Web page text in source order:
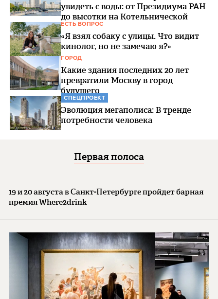
увидеть с воды: от Президиума РАН
до высотки на Котельнической
ЕСТЬ ВОПРОС
«Я взял собаку с улицы. Что видит
кинолог, но не замечаю я?»
ГОРОД
Какие здания последних 20 лет
превратили Москву в город
будущего
СПЕЦПРОЕКТ
Эволюция мегаполиса: В тренде
потребности человека
Первая полоса
19 и 20 августа в Санкт-Петербурге пройдет барная
премия Where2drink